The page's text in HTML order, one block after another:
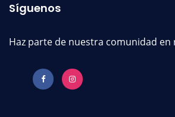
Síguenos
Haz parte de nuestra comunidad en